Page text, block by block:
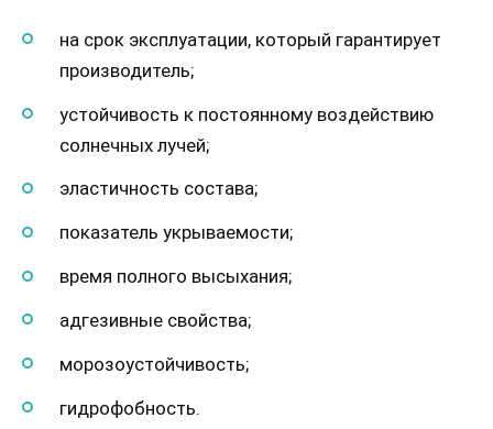
на срок эксплуатации, который гарантирует
производитель;
устойчивость к постоянному воздействию
солнечных лучей;
эластичность состава;
показатель укрываемости;
время полного высыхания;
адгезивные свойства;
морозоустойчивость;
гидрофобность.